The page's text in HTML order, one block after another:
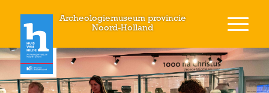
Archeologiemuseum provincie
Noord-Holland